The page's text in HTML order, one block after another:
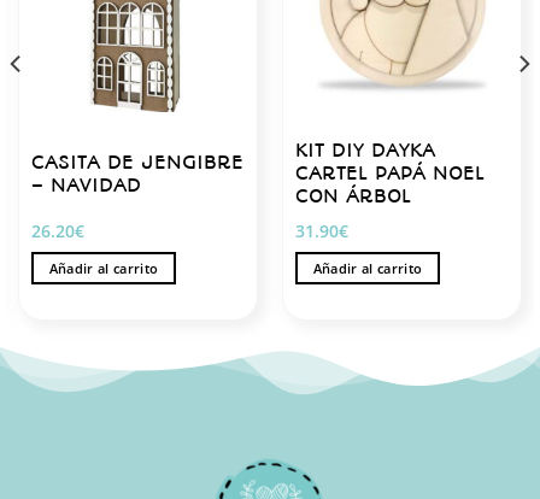
CASITA DE JENGIBRE
– NAVIDAD
26.20€
Añadir al carrito
KIT DIY DAYKA
CARTEL PAPÁ NOEL
CON ÁRBOL
31.90€
Añadir al carrito